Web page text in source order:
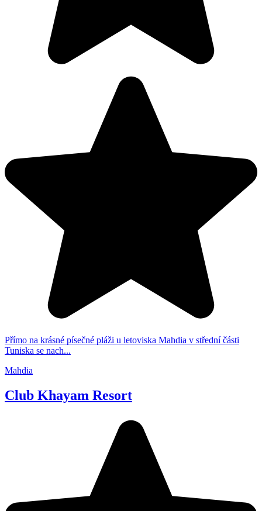
Přímo na krásné písečné pláži u letoviska Mahdia v střední části
Tuniska se nach...
Mahdia
Club Khayam Resort